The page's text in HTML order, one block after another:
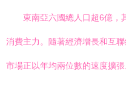
東南亞六國總人口超6億，
消費主力。隨著經濟增長和互
市場正以年均兩位數的速度擴